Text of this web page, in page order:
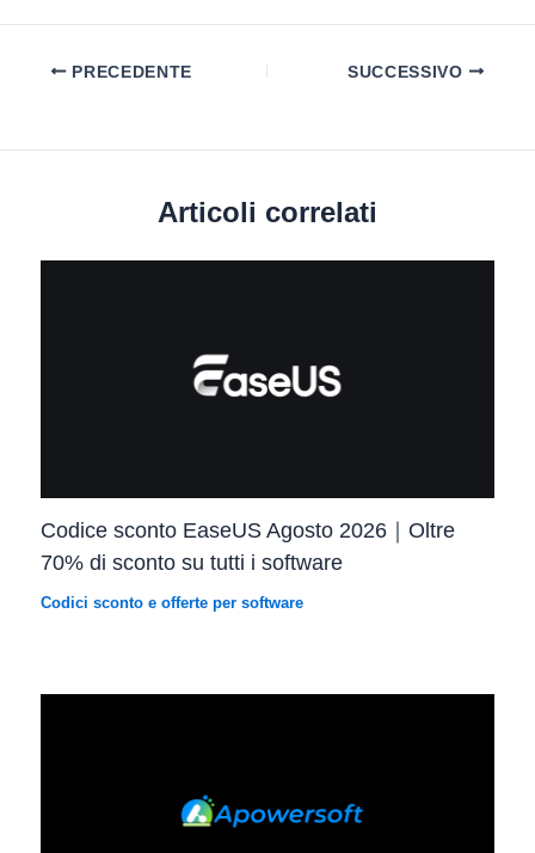
PRECEDENTE SUCCESSIVO
Articoli correlati
Codice sconto EaseUS Agosto 2026｜Oltre
70% di sconto su tutti i software
Codici sconto e offerte per software